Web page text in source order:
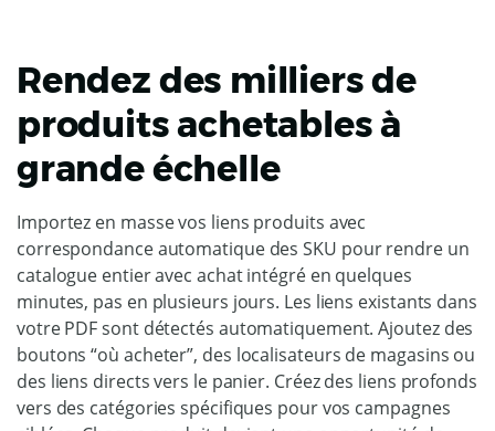
Rendez des milliers de
produits achetables à
grande échelle
Importez en masse vos liens produits avec
correspondance automatique des SKU pour rendre un
catalogue entier avec achat intégré en quelques
minutes, pas en plusieurs jours. Les liens existants dans
votre PDF sont détectés automatiquement. Ajoutez des
boutons “où acheter”, des localisateurs de magasins ou
des liens directs vers le panier. Créez des liens profonds
vers des catégories spécifiques pour vos campagnes